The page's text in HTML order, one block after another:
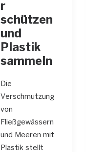
r
schützen
und
Plastik
sammeln
Die
Verschmutzung
von
Fließgewässern
und Meeren mit
Plastik stellt